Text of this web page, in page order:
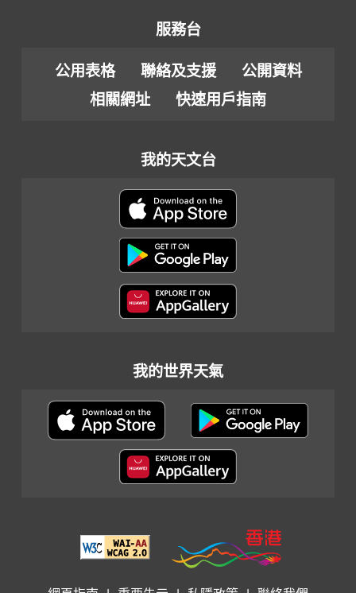
服務台
公用表格 聯絡及支援
公開資料
相關網址
快速用戶指南
我的天文台
我的世界天氣